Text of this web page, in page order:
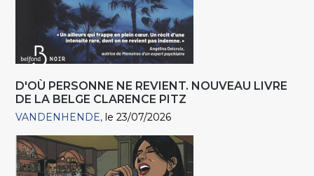
D'OÙ PERSONNE NE REVIENT. NOUVEAU LIVRE
DE LA BELGE CLARENCE PITZ
VANDENHENDE le 23/07/2026